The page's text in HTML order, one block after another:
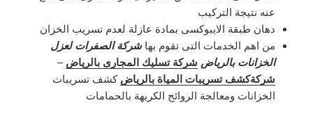
عنه نتيجة التركيب
دهان طبقة الايبوكسى بمادة عازلة لعدم تسريب الخزان
من اهم الخدمات التى تقوم بهاشركة الصفرات لعزل
الخزانات بالرياض شركة تسليك المجارى بالرياض –
شركةكشف تسريبات المياة بالرياض كشف تسريبات
الخزانات ومعالجة الروائح الكريهة بالحمامات